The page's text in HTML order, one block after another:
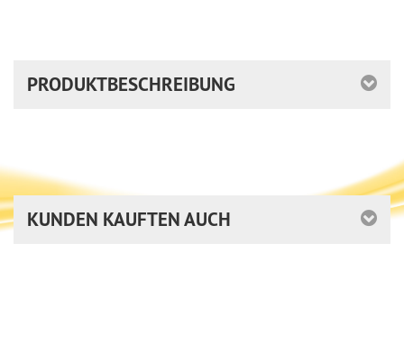
PRODUKTBESCHREIBUNG
KUNDEN KAUFTEN AUCH